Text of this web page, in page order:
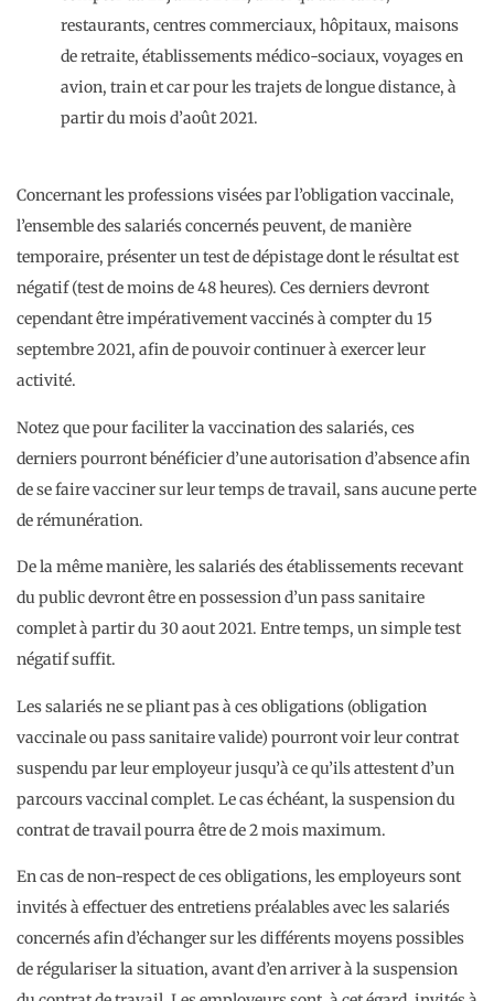
restaurants, centres commerciaux, hôpitaux, maisons
de retraite, établissements médico-sociaux, voyages en
avion, train et car pour les trajets de longue distance, à
partir du mois d’août 2021.
Concernant les professions visées par l’obligation vaccinale,
l’ensemble des salariés concernés peuvent, de manière
temporaire, présenter un test de dépistage dont le résultat est
négatif (test de moins de 48 heures). Ces derniers devront
cependant être impérativement vaccinés à compter du 15
septembre 2021, afin de pouvoir continuer à exercer leur
activité.
Notez que pour faciliter la vaccination des salariés, ces
derniers pourront bénéficier d’une autorisation d’absence afin
de se faire vacciner sur leur temps de travail, sans aucune perte
de rémunération.
De la même manière, les salariés des établissements recevant
du public devront être en possession d’un pass sanitaire
complet à partir du 30 aout 2021. Entre temps, un simple test
négatif suffit.
Les salariés ne se pliant pas à ces obligations (obligation
vaccinale ou pass sanitaire valide) pourront voir leur contrat
suspendu par leur employeur jusqu’à ce qu’ils attestent d’un
parcours vaccinal complet. Le cas échéant, la suspension du
contrat de travail pourra être de 2 mois maximum.
En cas de non-respect de ces obligations, les employeurs sont
invités à effectuer des entretiens préalables avec les salariés
concernés afin d’échanger sur les différents moyens possibles
de régulariser la situation, avant d’en arriver à la suspension